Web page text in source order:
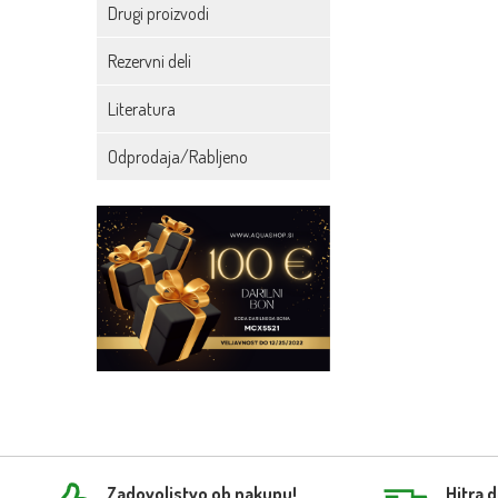
Drugi proizvodi
Rezervni deli
Literatura
Odprodaja/Rabljeno
Zadovoljstvo ob nakupu! Hitra